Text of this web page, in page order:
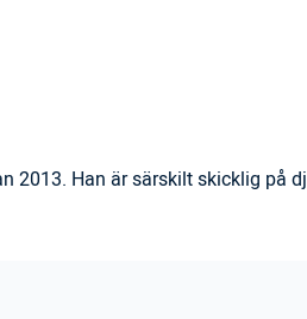
2013. Han är särskilt skicklig på